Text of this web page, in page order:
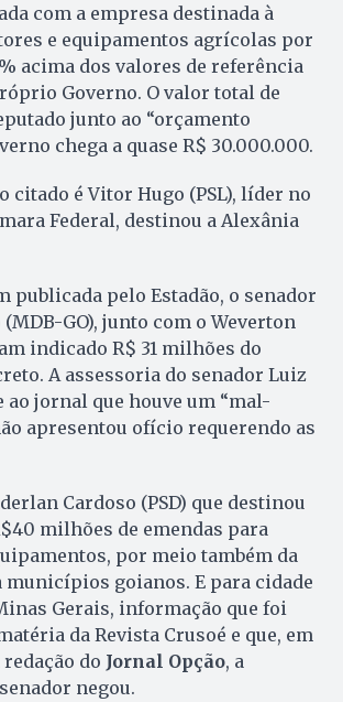
com a empresa destinada à
e equipamentos agrícolas por
acima dos valores de referência
Governo. O valor total de
junto ao “orçamento
chega a quase R$ 30.000.000.
citado é Vitor Hugo (PSL), líder no
Federal, destinou a Alexânia
publicada pelo Estadão, o senador
GO), junto com o Weverton
indicado R$ 31 milhões do
A assessoria do senador Luiz
ao jornal que houve um “mal-
apresentou ofício requerendo as
Cardoso (PSD) que destinou
milhões de emendas para
por meio também da
municípios goianos. E para cidade
Gerais, informação que foi
da Revista Crusoé e que, em
do Jornal Opção, a
negou.